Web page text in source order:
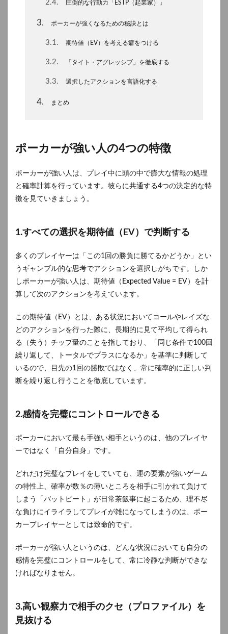
2.4 圧倒的な行動力「ESTP（起業家）」
3 ポーカーが強くなるための秘訣とは
3.1 期待値（EV）を考える癖をつける
3.2 「タイト・アグレッシブ」を徹底する
3.3 選択したアクションを言語化する
4 まとめ
ポーカーが強い人の4つの特徴
ポーカーが強い人は、プレイ中に頭の中で膨大な情報の処理
と確率計算を行っています。彼らに共通する4つの決定的な特
徴を見ていきましょう。
1.すべての選択を期待値（EV）で判断する
多くのプレイヤーは「この1回の勝負に勝てるかどうか」とい
うギャンブル的な思考でアクションを選択しがちです。しか
しポーカーが強い人は、期待値（Expected Value = EV）を計
算して次のアクションを考えています。
この期待値（EV）とは、ある状況においてコールやレイズな
どのアクションを行った際に、長期的に見て平均して得られ
る（失う）チップ量のことを指しており、「同じ条件で100回
繰り返して、トータルでプラスになるか」を基準に判断して
いるので、目先の1回の勝敗ではなく、常に確率的に正しい判
断を繰り返し行うことを徹底しています。
2.感情を完璧にコントロールできる
ポーカーにおいて最も手強い相手というのは、他のプレイヤ
ーではなく「自分自身」です。
どれだけ完璧なプレイをしていても、運の要素が強いゲーム
の特性上、確率が数％の薄いところを相手に引かれて負けて
しまう「バットビート」が日常茶飯事に起こるため、理不尽
な負けにイライラしてプレイが雑になってしまうのは、ポー
カープレイヤーとしては致命的です。
ポーカーが強い人というのは、どんな状況においても自分の
感情を完璧にコントロールをして、常に冷静な判断ができな
ければなりません。
3.高い観察力で相手のクセ（プロファイル）を
見抜ける